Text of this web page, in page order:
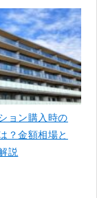
ョン購入時の
？金額相場と
説